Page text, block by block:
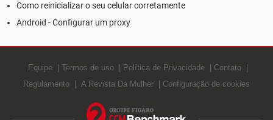
Como reinicializar o seu celular corretamente
Android - Configurar um proxy
Equipe Termos de uso Política de Privacidade
Contato
Regulamento
A Revista Da Mulher Configuração de cookies